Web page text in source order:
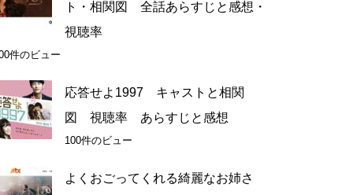
ト・相関図 全話あらすじと感想・
視聴率
件のビュー
応答せよ1997 キャストと相関
図 視聴率 あらすじと感想
100件のビュー
よくおごってくれる綺麗なお姉さ